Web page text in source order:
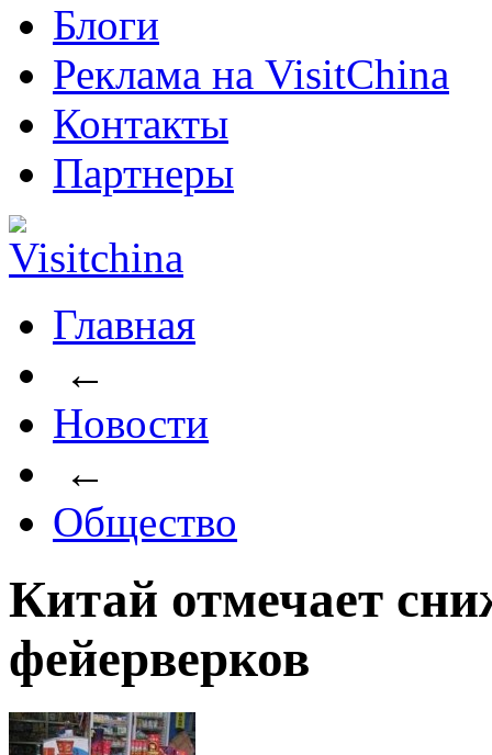
Блоги
Реклама на VisitChina
Контакты
Партнеры
Главная
←
Новости
←
Общество
Китай отмечает
фейерверков